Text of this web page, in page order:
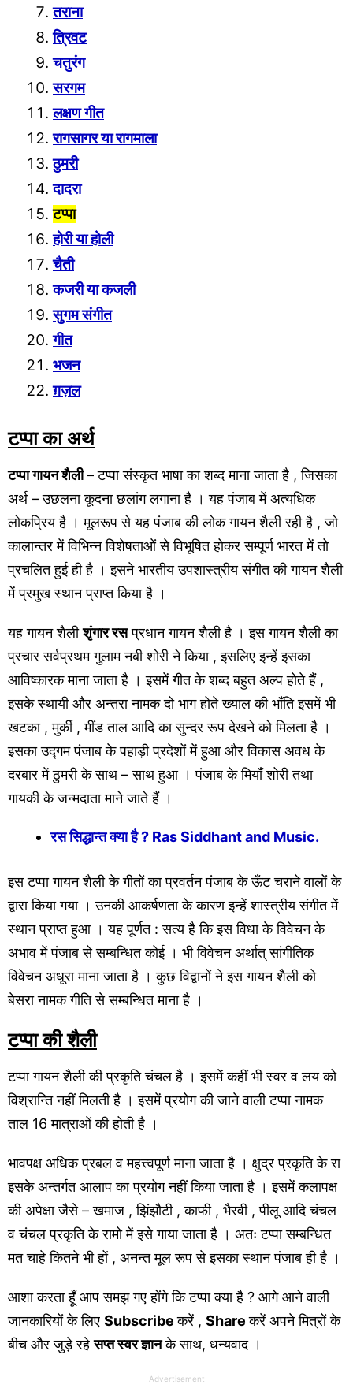
तराना
त्रिवट
चतुरंग
सरगम
लक्षण गीत
रागसागर या रागमाला
ठुमरी
दादरा
टप्पा
होरी या होली
चैती
कजरी या कजली
सुगम संगीत
गीत
भजन
ग़ज़ल
टप्पा का अर्थ
टप्पा गायन शैली– टप्पा संस्कृत भाषा का शब्द माना जाता है , जिसका
अर्थ – उछलना कूदना छलांग लगाना है । यह पंजाब में अत्यधिक
लोकप्रिय है । मूलरूप से यह पंजाब की लोक गायन शैली रही है , जो
कालान्तर में विभिन्न विशेषताओं से विभूषित होकर सम्पूर्ण भारत में तो
प्रचलित हुई ही है । इसने भारतीय उपशास्त्रीय संगीत की गायन शैली
में प्रमुख स्थान प्राप्त किया है ।
यह गायन शैलीशृंगार रसप्रधान गायन शैली है । इस गायन शैली का
प्रचार सर्वप्रथम गुलाम नबी शोरी ने किया , इसलिए इन्हें इसका
आविष्कारक माना जाता है । इसमें गीत के शब्द बहुत अल्प होते हैं ,
इसके स्थायी और अन्तरा नामक दो भाग होते ख्याल की भाँति इसमें भी
खटका , मुर्की , मींड ताल आदि का सुन्दर रूप देखने को मिलता है ।
इसका उद्गम पंजाब के पहाड़ी प्रदेशों में हुआ और विकास अवध के
दरबार में ठुमरी के साथ – साथ हुआ । पंजाब के मियाँ शोरी तथा
गायकी के जन्मदाता माने जाते हैं ।
रस सिद्धान्त क्या है ? Ras Siddhant and Music.
इस टप्पा गायन शैली के गीतों का प्रवर्तन पंजाब के ऊँट चराने वालों के
द्वारा किया गया । उनकी आकर्षणता के कारण इन्हें शास्त्रीय संगीत में
स्थान प्राप्त हुआ । यह पूर्णत : सत्य है कि इस विधा के विवेचन के
अभाव में पंजाब से सम्बन्धित कोई । भी विवेचन अर्थात् सांगीतिक
विवेचन अधूरा माना जाता है । कुछ विद्वानों ने इस गायन शैली को
बेसरा नामक गीति से सम्बन्धित माना है ।
टप्पा की शैली
टप्पा गायन शैली की प्रकृति चंचल है । इसमें कहीं भी स्वर व लय को
विश्रान्ति नहीं मिलती है । इसमें प्रयोग की जाने वाली टप्पा नामक
ताल 16 मात्राओं की होती है ।
भावपक्ष अधिक प्रबल व महत्त्वपूर्ण माना जाता है । क्षुद्र प्रकृति के रा
इसके अन्तर्गत आलाप का प्रयोग नहीं किया जाता है । इसमें कलापक्ष
की अपेक्षा जैसे – खमाज , झिंझौटी , काफी , भैरवी , पीलू आदि चंचल
व चंचल प्रकृति के रामो में इसे गाया जाता है । अतः टप्पा सम्बन्धित
मत चाहे कितने भी हों , अनन्त मूल रूप से इसका स्थान पंजाब ही है ।
आशा करता हूँ आप समझ गए होंगे कि टप्पा क्या है ? आगे आने वाली
जानकारियों के लिए Subscribeकरें , Shareकरें अपने मित्रों के
बीच और जुड़े रहेसप्त स्वर ज्ञानके साथ, धन्यवाद ।
Advertisement